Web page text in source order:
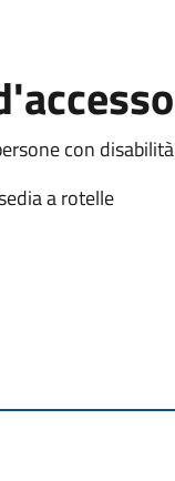
con disabilità
a rotelle